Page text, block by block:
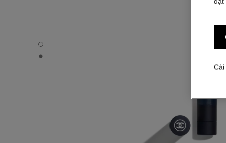
BOY DE CHANEL 3-IN-1 EYE PENCIL - Chế độ xem mặc
BOY DE CHANEL 3-IN-1 EYE PENCIL - Xem kết cấu cơ bản